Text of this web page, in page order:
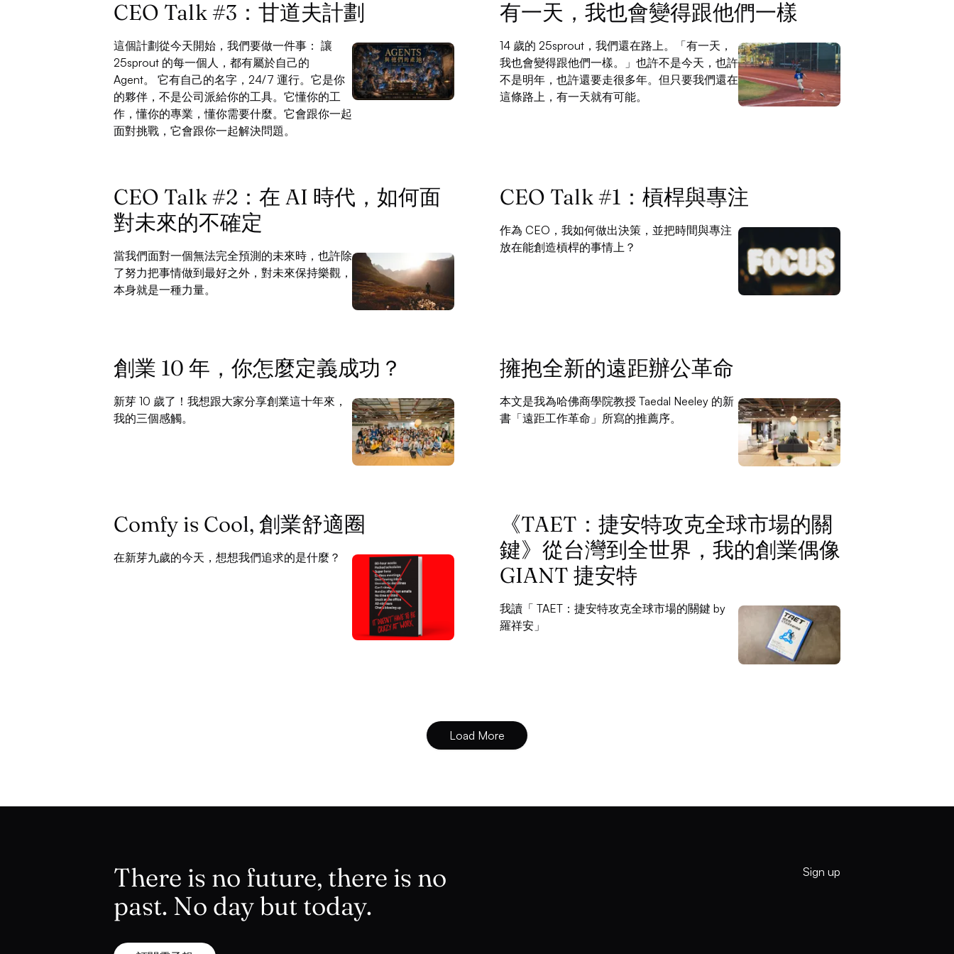
CEO Talk #3：甘道夫計劃
這個計劃從今天開始，我們要做一件事： 讓
25sprout 的每一個人，都有屬於自己的
Agent。 它有自己的名字，24/7 運行。它是你
的夥伴，不是公司派給你的工具。它懂你的工
作，懂你的專業，懂你需要什麼。它會跟你一起
面對挑戰，它會跟你一起解決問題。
有一天，我也會變得跟他們一樣
14 歲的 25sprout，我們還在路上。「有一天，
我也會變得跟他們一樣。」也許不是今天，也許
不是明年，也許還要走很多年。但只要我們還在
這條路上，有一天就有可能。
CEO Talk #2：在 AI 時代，如何面
對未來的不確定
當我們面對一個無法完全預測的未來時，也許除
了努力把事情做到最好之外，對未來保持樂觀，
本身就是一種力量。
CEO Talk #1：槓桿與專注
作為 CEO，我如何做出決策，並把時間與專注
放在能創造槓桿的事情上？
創業 10 年，你怎麼定義成功？
新芽 10 歲了！我想跟大家分享創業這十年來，
我的三個感觸。
擁抱全新的遠距辦公革命
本文是我為哈佛商學院教授 Taedal Neeley 的新
書「遠距工作革命」所寫的推薦序。
Comfy is Cool, 創業舒適圈
在新芽九歲的今天，想想我們追求的是什麼？
《TAET：捷安特攻克全球市場的關
鍵》從台灣到全世界，我的創業偶像
GIANT 捷安特
我讀「 TAET：捷安特攻克全球市場的關鍵 by
羅祥安」
Load More
There is no future, there is no
past. No day but today.
Sign up